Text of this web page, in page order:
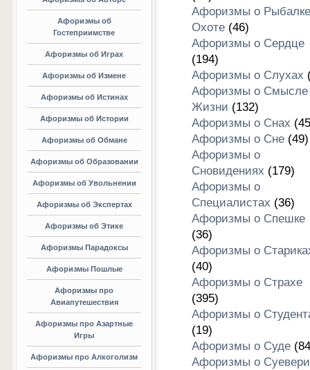
Афоризмы об
Гостеприимстве
Афоризмы об Играх
Афоризмы об Измене
Афоризмы об Истинах
Афоризмы об Истории
Афоризмы об Обмане
Афоризмы об Образовании
Афоризмы об Увольнении
Афоризмы об Экспертах
Афоризмы об Этике
Афоризмы Парадоксы
Афоризмы Пошлые
Афоризмы про
Авиапутешествия
Афоризмы про Азартные
Игры
Афоризмы про Алкоголизм
Афоризмы о
Охоте(46)
Афоризмы о Сердце
(194)
Афоризмы о Слухах
Афоризмы о Смысле
Жизни (132)
Афоризмы о Снах
Афоризмы о Сне(49)
Афоризмы о
Сновидениях (179)
Афоризмы о
Специалистах (36)
Афоризмы о Спешке
(36)
Афоризмы о
(40)
Афоризмы о Страхе
(395)
Афоризмы о
(19)
Афоризмы о Суде
Афоризмы о